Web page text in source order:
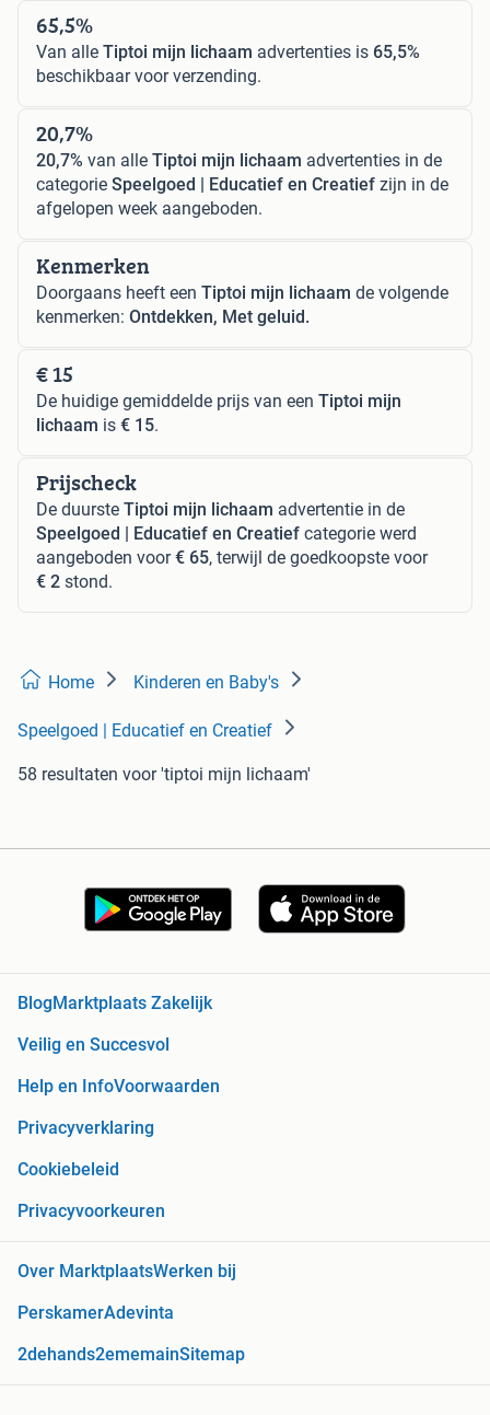
65,5%
Van alle Tiptoi mijn lichaam advertenties is 65,5%
beschikbaar voor verzending.
20,7%
20,7% van alle Tiptoi mijn lichaam advertenties in de
categorie Speelgoed | Educatief en Creatief zijn in de
afgelopen week aangeboden.
Kenmerken
Doorgaans heeft een Tiptoi mijn lichaam de volgende
kenmerken: Ontdekken, Met geluid.
€ 15
De huidige gemiddelde prijs van een Tiptoi mijn
lichaam is € 15.
Prijscheck
De duurste Tiptoi mijn lichaam advertentie in de
Speelgoed | Educatief en Creatief categorie werd
aangeboden voor€ 65, terwijl de goedkoopste voor
€ 2 stond.
Home Kinderen en Baby's
Speelgoed | Educatief en Creatief
58 resultaten voor 'tiptoi mijn lichaam'
BlogMarktplaats Zakelijk
Veilig en Succesvol
Help en InfoVoorwaarden
Privacyverklaring
Cookiebeleid
Privacyvoorkeuren
Over MarktplaatsWerken bij
PerskamerAdevinta
2dehands2ememainSitemap